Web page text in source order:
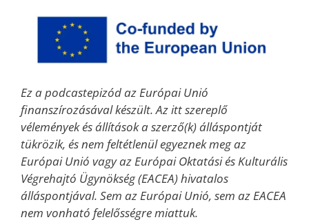
Ez a podcastepizód az Európai Unió
finanszírozásával készült. Az itt szereplő
vélemények és állítások a szerző(k) álláspontját
tükrözik, és nem feltétlenül egyeznek meg az
Európai Unió vagy az Európai Oktatási és Kulturális
Végrehajtó Ügynökség (EACEA) hivatalos
álláspontjával. Sem az Európai Unió, sem az EACEA
nem vonható felelősségre miattuk.